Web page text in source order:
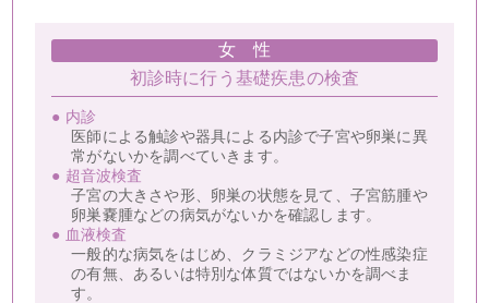
女 性
初診時に行う基礎疾患の検査
● 内診
医師による触診や器具による内診で子宮や卵巣に異
常がないかを調べていきます。
● 超音波検査
子宮の大きさや形、卵巣の状態を見て、子宮筋腫や
卵巣嚢腫などの病気がないかを確認します。
● 血液検査
一般的な病気をはじめ、クラミジアなどの性感染症
の有無、あるいは特別な体質ではないかを調べま
す。